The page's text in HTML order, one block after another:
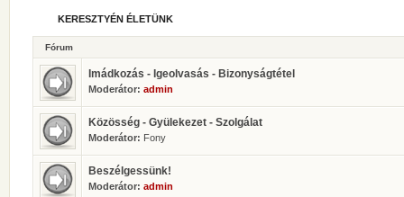
KERESZTYÉN ÉLETÜNK
Fórum
Imádkozás - Igeolvasás - Bizonyságtétel
Moderátor: admin
Közösség - Gyülekezet - Szolgálat
Moderátor: Fony
Beszélgessünk!
Moderátor: admin